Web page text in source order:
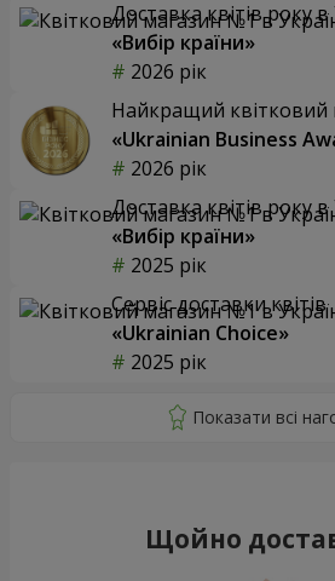
Доставка квітів року в
«Вибір країни»
2026 рік
Найкращий квітковий
«Ukrainian Business
2026 рік
Доставка квітів року в
«Вибір країни»
2025 рік
Сервіс доставки квітів
«Ukrainian Choice»
2025 рік
Щойно